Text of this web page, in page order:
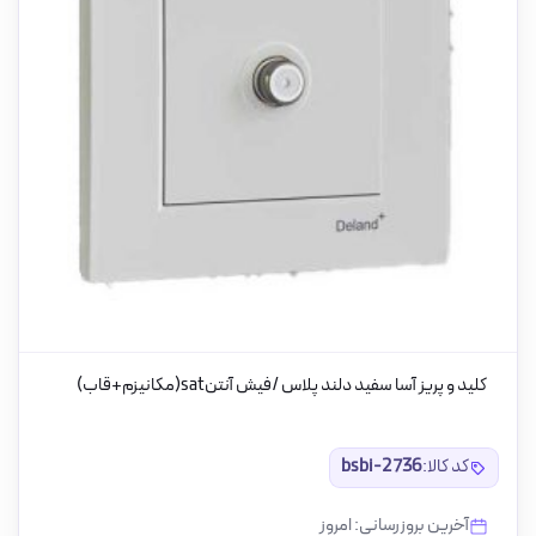
کلید و پریز آسا سفید دلند پلاس /فیش آنتنsat(مکانیزم+قاب)
کد کالا:bsbi-2736
آخرین بروزرسانی: امروز